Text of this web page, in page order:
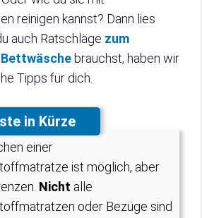
reinigen kannst? Dann lies
auch Ratschläge zum
brauchst, haben wir
Tipps für dich.
in Kürze
einer
ist möglich, aber
Nicht alle
oder Bezüge sind